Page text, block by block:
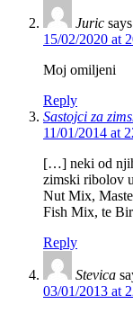
Juric
15/02/2020 at
Moj omiljeni
Reply
Sastojci za
11/01/2014 at
[…] neki od
zimski ribolov
Nut Mix,
Fish Mix, te
Reply
Stevica
03/01/2013 at